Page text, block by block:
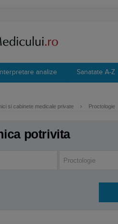
Interpretare analize Sanatate A-Z
si cabinete medicale private › Proctologie
potrivita
Proctologie